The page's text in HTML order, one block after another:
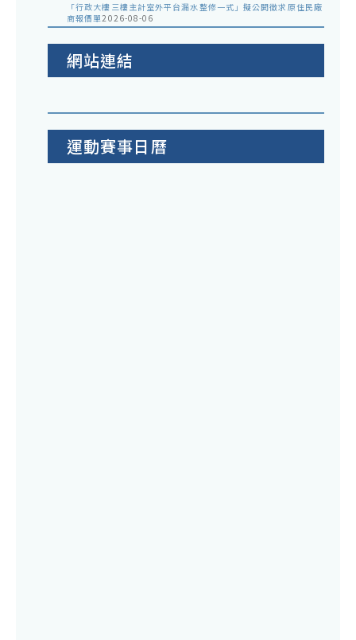
「行政大樓三樓主計室外平台漏水整修一式」擬公開徵求原住民廠
商報價單2026-08-06
網站連結
運動賽事日曆